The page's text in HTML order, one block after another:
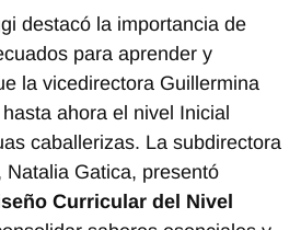
destacó la importancia de
para aprender y
la vicedirectora Guillermina
ahora el nivel Inicial
caballerizas. La subdirectora
Gatica, presentó
Curricular del Nivel